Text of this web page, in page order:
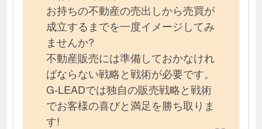
お持ちの不動産の売出しから売買が
成立するまでを一度イメージしてみ
ませんか?
不動産販売には準備しておかなけれ
ばならない戦略と戦術が必要です。
G-LEADでは独自の販売戦略と戦術
でお客様の喜びと満足を勝ち取りま
す!